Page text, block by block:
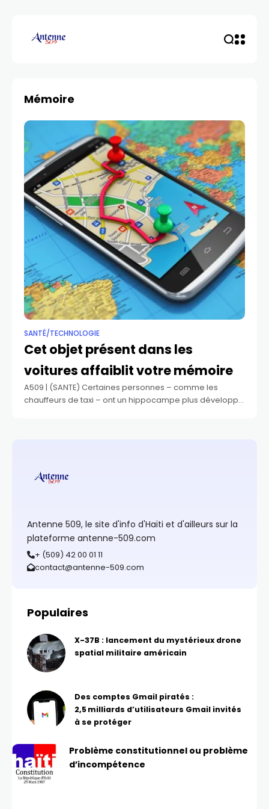
Mémoire
SANTÉ/TECHNOLOGIE
Cet objet présent dans les
voitures affaiblit votre mémoire
A509 | (SANTE) Certaines personnes – comme les
chauffeurs de taxi – ont un hippocampe plus développé
Antenne 509, le site d'info d'Haïti et d'ailleurs sur la
plateforme antenne-509.com
+ (509) 42 00 01 11
contact@antenne-509.com
Populaires
X-37B : lancement du mystérieux drone
spatial militaire américain
Des comptes Gmail piratés :
2,5 milliards d’utilisateurs Gmail invités
à se protéger
Problème constitutionnel ou problème
d’incompétence